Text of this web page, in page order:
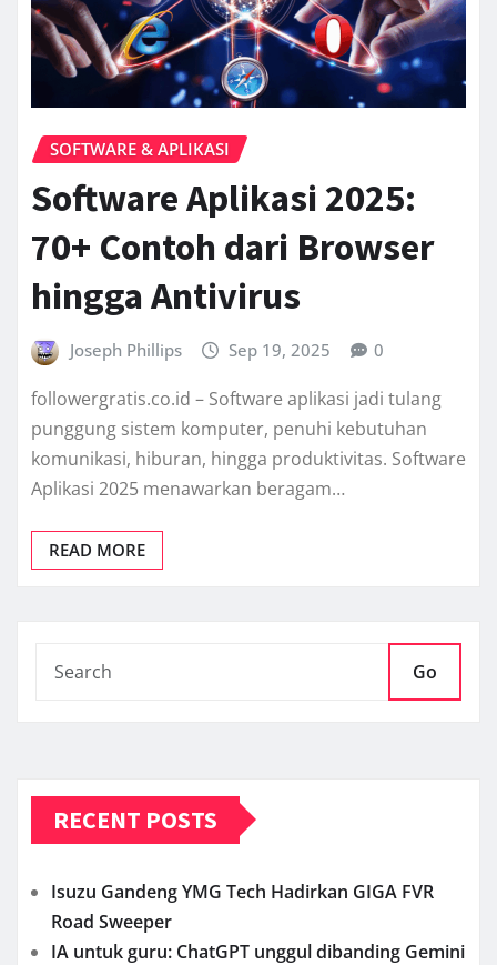
SOFTWARE & APLIKASI
Software Aplikasi 2025:
70+ Contoh dari Browser
hingga Antivirus
Joseph Phillips Sep 19, 2025 0
followergratis.co.id – Software aplikasi jadi tulang
punggung sistem komputer, penuhi kebutuhan
komunikasi, hiburan, hingga produktivitas. Software
Aplikasi 2025 menawarkan beragam…
READ MORE
Go
RECENT POSTS
Isuzu Gandeng YMG Tech Hadirkan GIGA FVR
Road Sweeper
IA untuk guru: ChatGPT unggul dibanding Gemini